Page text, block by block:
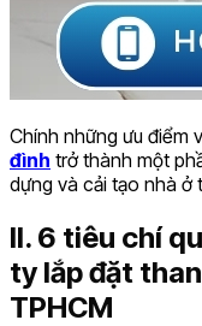
Chính những ưu điểm
đình trở thành một
dựng và cải tạo nhà ở
II. 6 tiêu chí
ty lắp đặt
TPHCM